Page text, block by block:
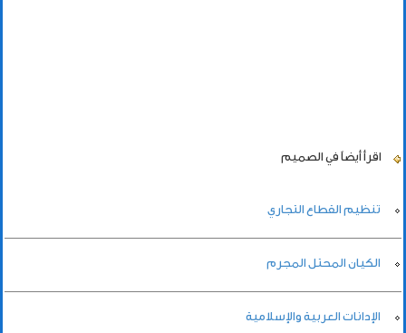
اقرأ أيضاً في الصميم
تنظيم القطاع التجاري
الكيان المحتل المجرم
الإدانات العربية والإسلامية